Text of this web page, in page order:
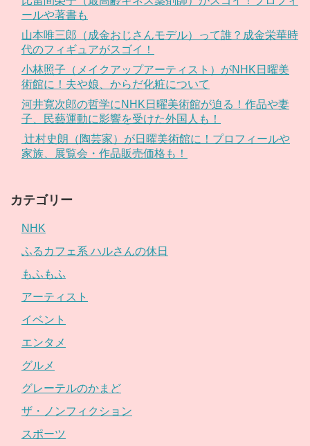
ールや著書も
山本唯三郎（成金おじさんモデル）って誰？成金栄華時
代のフィギュアがスゴイ！
小林照子（メイクアップアーティスト）がNHK日曜美
術館に！夫や娘、からだ化粧について
河井寛次郎の哲学にNHK日曜美術館が迫る！作品や妻
子、民藝運動に影響を受けた外国人も！
辻村史朗（陶芸家）が日曜美術館に！プロフィールや
家族、展覧会・作品販売価格も！
カテゴリー
NHK
ふるカフェ系 ハルさんの休日
もふもふ
アーティスト
イベント
エンタメ
グルメ
グレーテルのかまど
ザ・ノンフィクション
スポーツ